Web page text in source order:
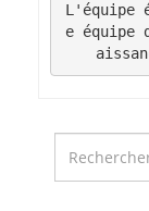
L'équipe
e équipe
for: